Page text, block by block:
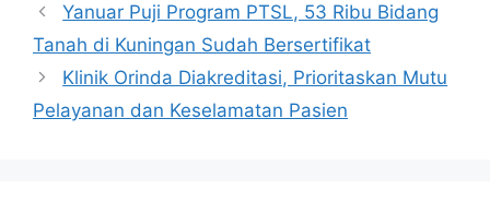
Yanuar Puji Program PTSL, 53 Ribu Bidang
Tanah di Kuningan Sudah Bersertifikat
Klinik Orinda Diakreditasi, Prioritaskan Mutu
Pelayanan dan Keselamatan Pasien